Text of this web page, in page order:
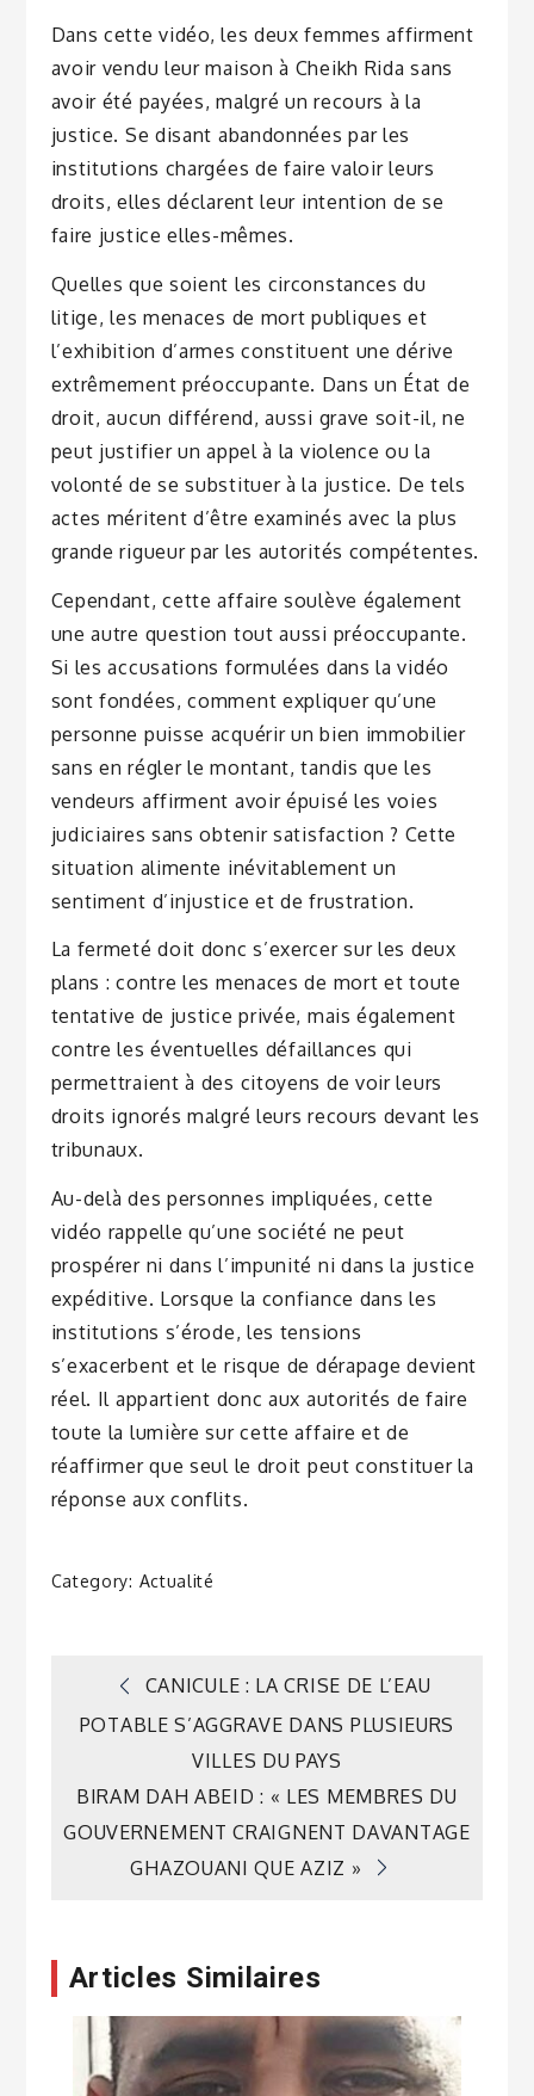
Dans cette vidéo, les deux femmes affirment
avoir vendu leur maison à Cheikh Rida sans
avoir été payées, malgré un recours à la
justice. Se disant abandonnées par les
institutions chargées de faire valoir leurs
droits, elles déclarent leur intention de se
faire justice elles-mêmes.
Quelles que soient les circonstances du
litige, les menaces de mort publiques et
l’exhibition d’armes constituent une dérive
extrêmement préoccupante. Dans un État de
droit, aucun différend, aussi grave soit-il, ne
peut justifier un appel à la violence ou la
volonté de se substituer à la justice. De tels
actes méritent d’être examinés avec la plus
grande rigueur par les autorités compétentes.
Cependant, cette affaire soulève également
une autre question tout aussi préoccupante.
Si les accusations formulées dans la vidéo
sont fondées, comment expliquer qu’une
personne puisse acquérir un bien immobilier
sans en régler le montant, tandis que les
vendeurs affirment avoir épuisé les voies
judiciaires sans obtenir satisfaction ? Cette
situation alimente inévitablement un
sentiment d’injustice et de frustration.
La fermeté doit donc s’exercer sur les deux
plans : contre les menaces de mort et toute
tentative de justice privée, mais également
contre les éventuelles défaillances qui
permettraient à des citoyens de voir leurs
droits ignorés malgré leurs recours devant les
tribunaux.
Au-delà des personnes impliquées, cette
vidéo rappelle qu’une société ne peut
prospérer ni dans l’impunité ni dans la justice
expéditive. Lorsque la confiance dans les
institutions s’érode, les tensions
s’exacerbent et le risque de dérapage devient
réel. Il appartient donc aux autorités de faire
toute la lumière sur cette affaire et de
réaffirmer que seul le droit peut constituer la
réponse aux conflits.
Category: Actualité
Navigation
l’article
CANICULE : LA CRISE DE L’EAU
POTABLE S’AGGRAVE DANS PLUSIEURS
VILLES DU PAYS
BIRAM DAH ABEID : « LES MEMBRES DU
GOUVERNEMENT CRAIGNENT DAVANTAGE
GHAZOUANI QUE AZIZ »
Articles Similaires